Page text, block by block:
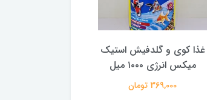
غذا کوی و گلدفیش استیک
میکس انرژی ۱۰۰۰ میل
369,000 تومان